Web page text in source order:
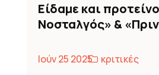
Είδαμε και
Νοσταλγός» &
THEATER FESTIVAL
Ιούν 25 2025
κριτικές